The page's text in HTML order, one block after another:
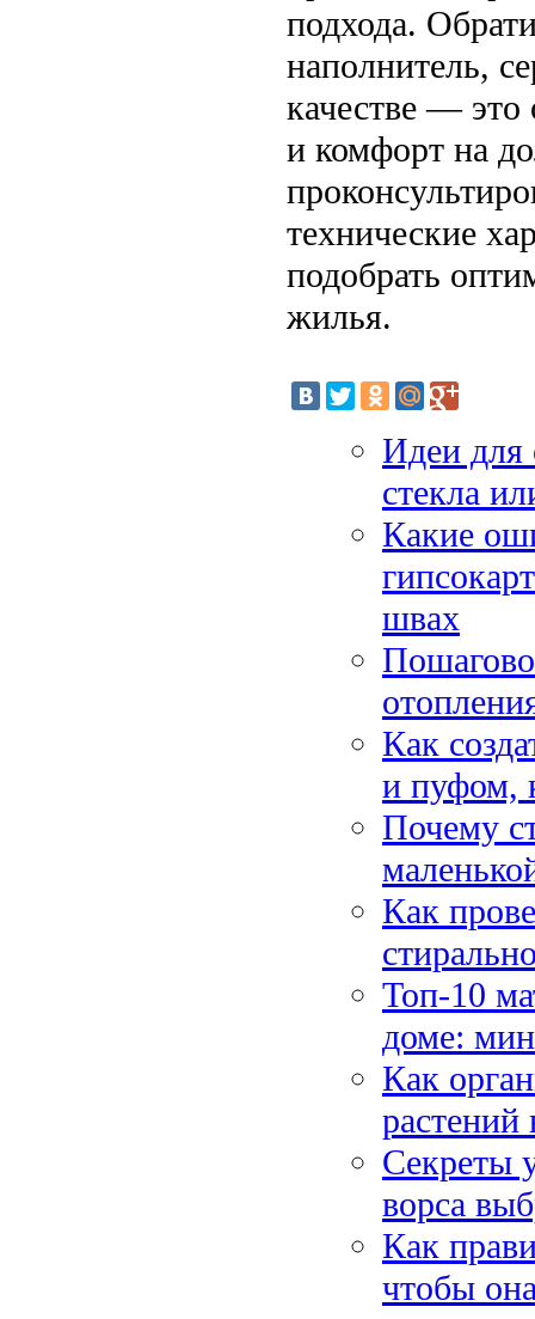
подхода.
наполнитель,
качестве — это
и комфорт на
технические
подобрать
жилья.
Идеи для
стекла
Какие
швах
Как
и пуфом,
Почему
Как
Топ-10
доме:
Как
растений
Секреты
ворса
Как
чтобы